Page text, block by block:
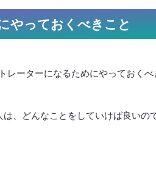
やっておくべきこと
、どんなことをしていけば良いの